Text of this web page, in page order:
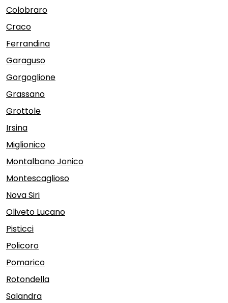
Colobraro
Craco
Ferrandina
Garaguso
Gorgoglione
Grassano
Grottole
Irsina
Miglionico
Montalbano Jonico
Montescaglioso
Nova Siri
Oliveto Lucano
Pisticci
Policoro
Pomarico
Rotondella
Salandra